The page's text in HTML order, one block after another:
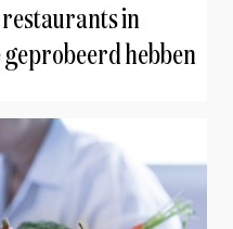
restaurants in
geprobeerd hebben